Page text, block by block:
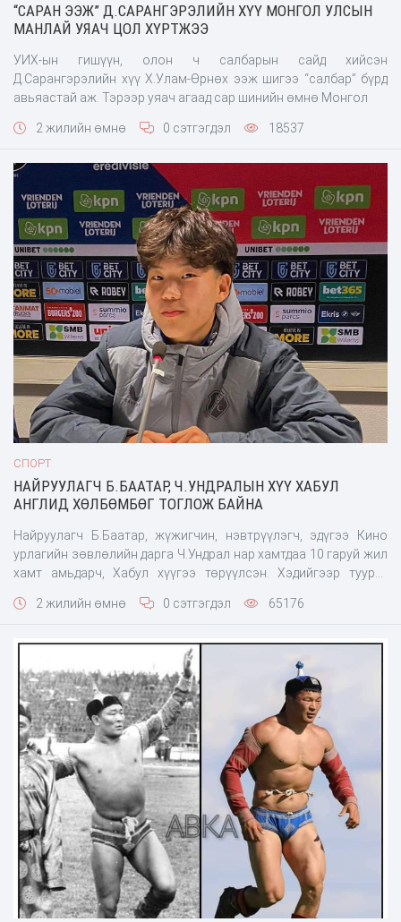
“САРАН ЭЭЖ” Д.САРАНГЭРЭЛИЙН ХҮҮ МОНГОЛ УЛСЫН
МАНЛАЙ УЯАЧ ЦОЛ ХҮРТЖЭЭ
УИХ-ын гишүүн, олон ч салбарын сайд хийсэн
Д.Сарангэрэлийн хүү Х.Улам-Өрнөх ээж шигээ “салбар” бүрд
авьяастай аж. Тэрээр уяач агаад сар шинийн өмнө Монгол
2 жилийн өмнө 0 сэтгэгдэл 18537
СПОРТ
НАЙРУУЛАГЧ Б.БААТАР, Ч.УНДРАЛЫН ХҮҮ ХАБУЛ
АНГЛИД ХӨЛБӨМБӨГ ТОГЛОЖ БАЙНА
Найруулагч Б.Баатар, жүжигчин, нэвтрүүлэгч, эдүгээ Кино
урлагийн зөвлөлийн дарга Ч.Ундрал нар хамтдаа 10 гаруй жил
хамт амьдарч, Хабул хүүгээ төрүүлсэн. Хэдийгээр туурга
хоёр дундаасаа төрсөн ганц хүү Хабулдаа амиа тавьж, хүсэл
хүүдээ хөлбөмбөгийн дэлхийн ава
2 жилийн өмнө 0 сэтгэгдэл 65176